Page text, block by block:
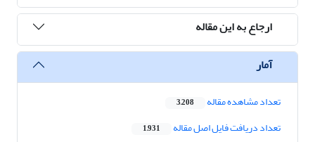
ارجاع به این مقاله
آمار
تعداد مشاهده مقاله 3,208
تعداد دریافت فایل اصل مقاله 1,931